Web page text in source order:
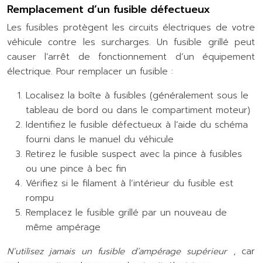
Remplacement d’un fusible défectueux
Les fusibles protègent les circuits électriques de votre
véhicule contre les surcharges. Un fusible grillé peut
causer l’arrêt de fonctionnement d’un équipement
électrique. Pour remplacer un fusible :
Localisez la boîte à fusibles (généralement sous le
tableau de bord ou dans le compartiment moteur)
Identifiez le fusible défectueux à l’aide du schéma
fourni dans le manuel du véhicule
Retirez le fusible suspect avec la pince à fusibles
ou une pince à bec fin
Vérifiez si le filament à l’intérieur du fusible est
rompu
Remplacez le fusible grillé par un nouveau de
même ampérage
N’utilisez jamais un fusible d’ampérage supérieur , car